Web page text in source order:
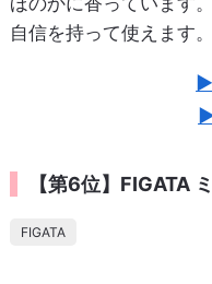
自信を持って使えます。
【第6位】FIGATA
FIGATA